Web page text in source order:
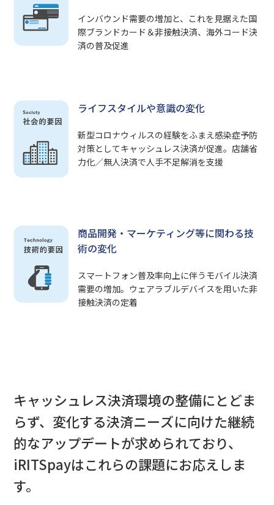
インバウンド需要の増加と、これを見据えた国
際ブランドカード＆非接触決済、海外コード決
済の普及促進
ライフスタイルや意識の変化
新型コロナウィルスの経験をふまえ感染症予防
対策としてキャッシュレス決済が促進。店舗省
力化／無人決済で人手不足解消を支援
商品開発・マーケティング等に関わる技
術の変化
スマートフォン普及率向上に伴うモバイル決済
需要の増加。ウェアラブルデバイスを用いた非
接触決済の定着
キャッシュレス決済環境の整備にとどま
らず、変化する決済ニーズに向けた継続
的なアップデートが求められており、
iRITSpayはこれらの課題にお応えしま
す。